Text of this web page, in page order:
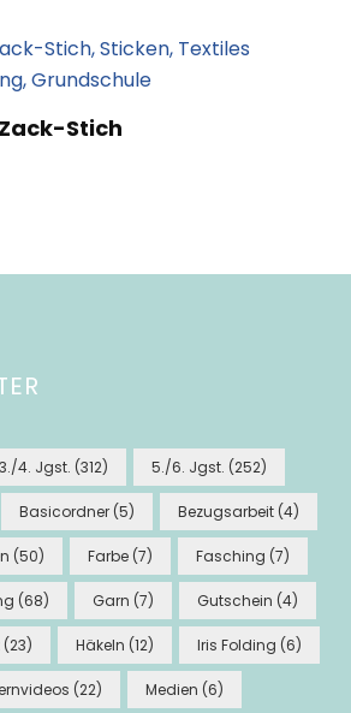
Stich
3./4. Jgst. (312) 5./6. Jgst. (252)
Basicordner (5) Bezugsarbeit (4)
(50) Farbe (7) Fasching (7)
(68) Garn (7) Gutschein (4)
(23) Häkeln (12) Iris Folding (6)
(22) Medien (6)